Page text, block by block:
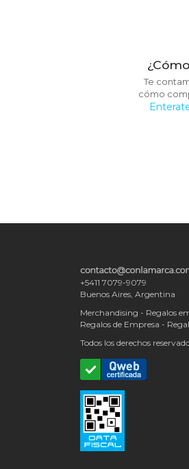
Te
cómo
+5411 7079-9079
Buenos Aires, Argentina
Merchandising - Regalos
Regalos de Empresa -
Todos los derechos